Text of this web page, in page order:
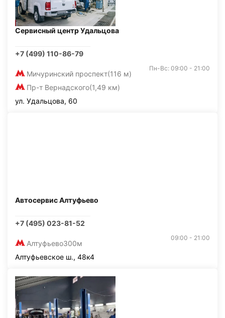
Сервисный центр Удальцова
+7 (499) 110-86-79
Мичуринский проспект(116 м)
Пр-т Вернадского(1,49 км)
Пн-Вс: 09:00 - 21:00
ул. Удальцова, 60
Автосервис Алтуфьево
+7 (495) 023-81-52
Алтуфьево300м
09:00 - 21:00
Алтуфьевское ш., 48к4